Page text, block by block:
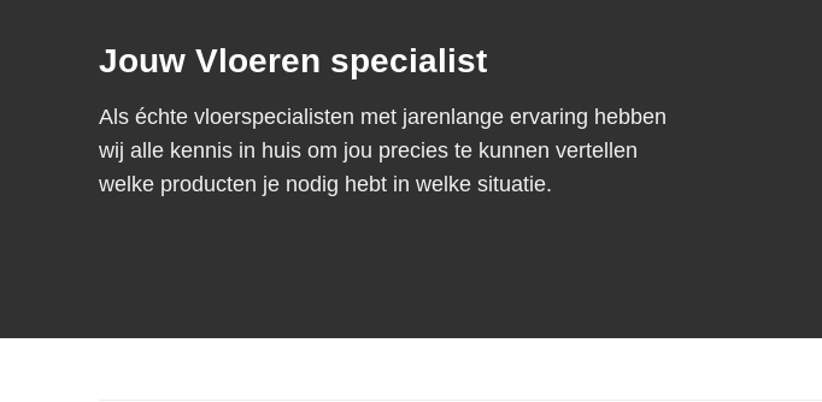
Jouw Vloeren specialist
Als échte vloerspecialisten met jarenlange ervaring hebben
wij alle kennis in huis om jou precies te kunnen vertellen
welke producten je nodig hebt in welke situatie.